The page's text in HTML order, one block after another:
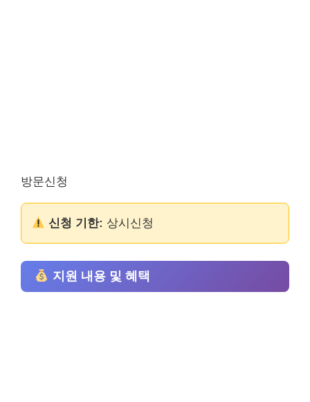
방문신청
신청 기한: 상시신청
지원 내용 및 혜택